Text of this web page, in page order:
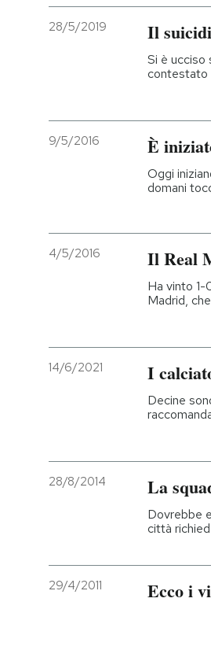
28/5/2019 Il
Si è
contestato
9/5/2016 È
Oggi
domani
4/5/2016 Il Real
Ha vinto
Madrid,
14/6/2021 I
Decine
28/8/2014 La
Dovrebbe
città
29/4/2011 Ecco i